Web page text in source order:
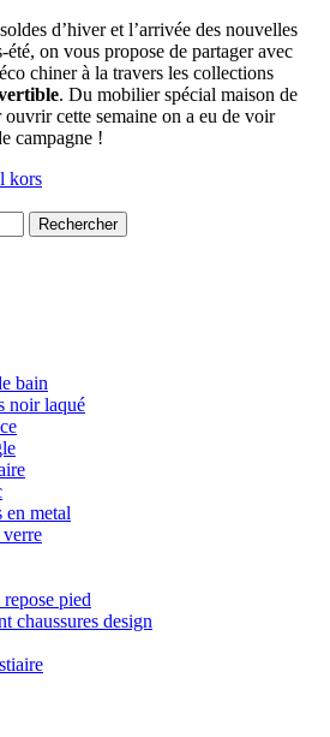
d’hiver et l’arrivée des nouvelles
on vous propose de partager avec
chiner à la travers les collections
. Du mobilier spécial maison de
cette semaine on a eu de voir
campagne !
kors
bain
noir laqué
en metal
verre
pied
chaussures design